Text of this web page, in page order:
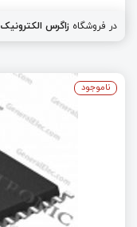
در فروشگاه زاگرس الکترونیک
ناموجود